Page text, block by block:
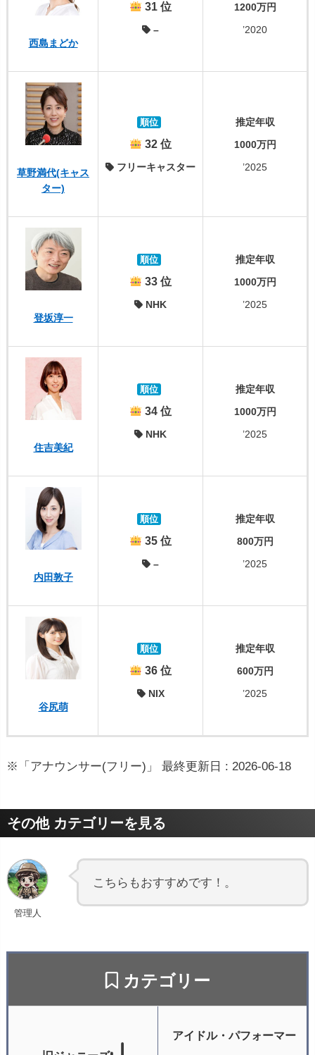
西島まどか
31 位
–
1200万円
’2020
草野満代(キャス
ター)
順位
32 位
フリーキャスター
推定年収
1000万円
’2025
登坂淳一
順位
33 位
NHK
推定年収
1000万円
’2025
住吉美紀
順位
34 位
NHK
推定年収
1000万円
’2025
内田敦子
順位
35 位
–
推定年収
800万円
’2025
谷尻萌
順位
36 位
NIX
推定年収
600万円
’2025
※「アナウンサー(フリー)」 最終更新日 : 2026-06-18
その他 カテゴリーを見る
管理人
こちらもおすすめです！。
カテゴリー
アイドル・パフォーマー